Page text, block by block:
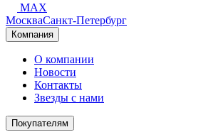
MAX
МоскваСанкт-Петербург
Компания
О компании
Новости
Контакты
Звезды с нами
Покупателям